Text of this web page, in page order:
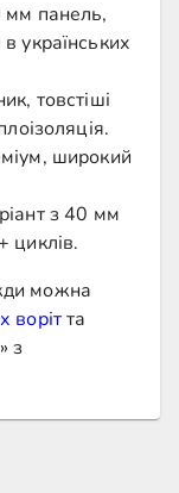
мм панель,
українських
товстіші
широкий
з 40 мм
циклів.
можна
ворітта
з